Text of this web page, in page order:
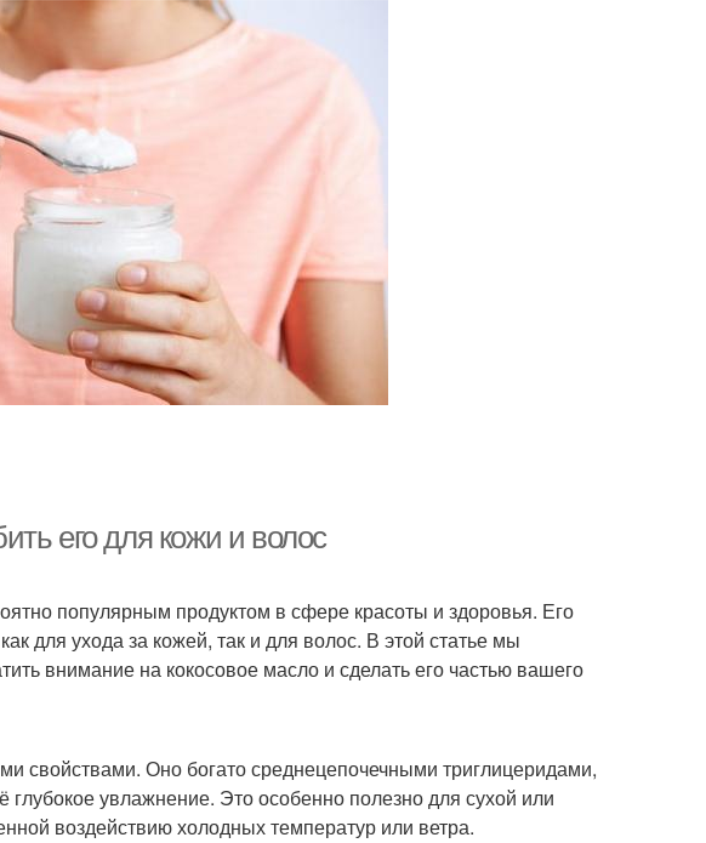
его для кожи и волос
популярным продуктом в сфере красоты и здоровья. Его
для ухода за кожей, так и для волос. В этой статье мы
внимание на кокосовое масло и сделать его частью вашего
свойствами. Оно богато среднецепочечными триглицеридами,
глубокое увлажнение. Это особенно полезно для сухой или
воздействию холодных температур или ветра.